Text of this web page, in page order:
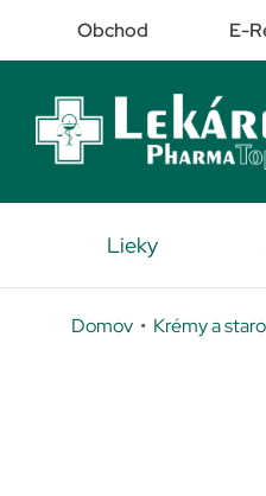
Obchod E-
Lieky
Domov • Krémy a